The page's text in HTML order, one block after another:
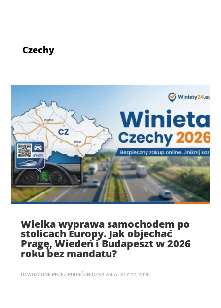
Czechy
Wielka wyprawa samochodem po
stolicach Europy. Jak objechać
Pragę, Wiedeń i Budapeszt w 2026
roku bez mandatu?
UTWORZONE PRZEZ PODRÓŻNICZKA ANIA |STY 22, 2026